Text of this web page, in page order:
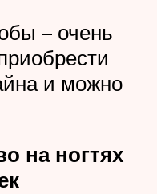
– очень
и можно
на ногтях